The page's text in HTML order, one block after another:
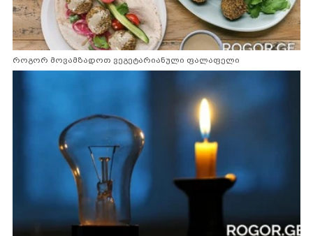
როგორ მოვამზადოთ ვეგეტარიანული ფალაფელი